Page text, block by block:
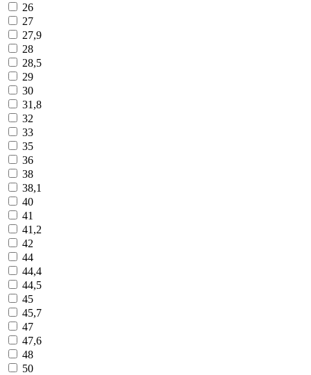
26
27
27,9
28
28,5
29
30
31,8
32
33
35
36
38
38,1
40
41
41,2
42
44
44,4
44,5
45
45,7
47
47,6
48
50